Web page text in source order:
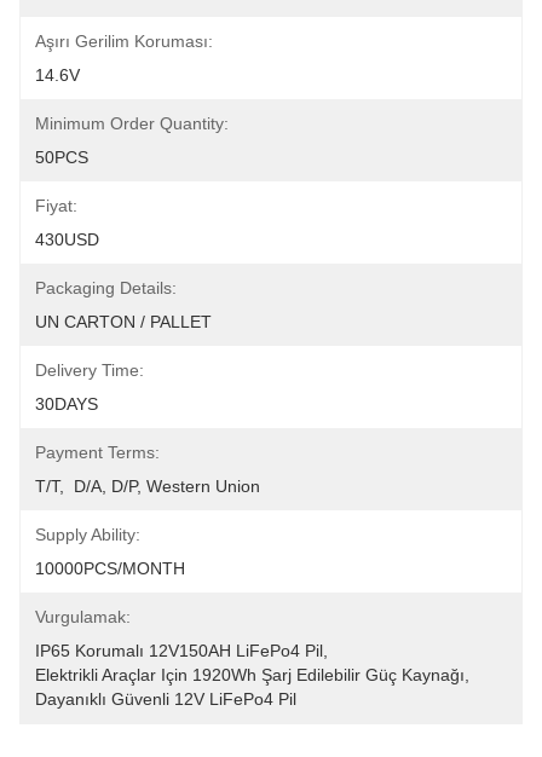
Aşırı Gerilim Koruması:
14.6V
Minimum Order Quantity:
50PCS
Fiyat:
430USD
Packaging Details:
UN CARTON / PALLET
Delivery Time:
30DAYS
Payment Terms:
T/T,  D/A, D/P, Western Union
Supply Ability:
10000PCS/MONTH
Vurgulamak:
IP65 Korumalı 12V150AH LiFePo4 Pil
Elektrikli Araçlar Için 1920Wh Şarj Edilebilir Güç Kaynağı
Dayanıklı Güvenli 12V LiFePo4 Pil